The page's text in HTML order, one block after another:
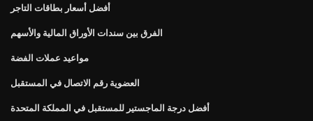
أفضل أسعار بطاقات التاجر
الفرق بين سندات الأوراق المالية والأسهم
مواعيد عملات الفضة
العضوية رقم الاتصال في المستقبل
أفضل درجة الماجستير للمستقبل في المملكة المتحدة